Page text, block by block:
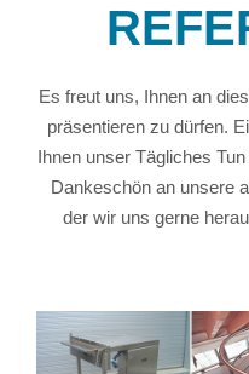
Es freut uns, Ihnen an
präsentieren zu dürfen.
Ihnen unser Tägliches
Dankeschön an unsere
der wir uns gerne